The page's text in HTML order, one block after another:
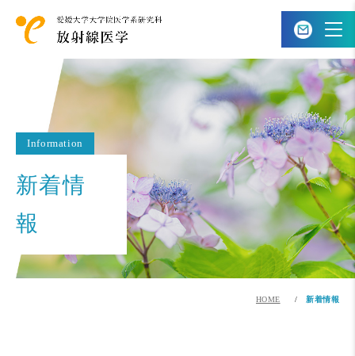
Information
新着情
報
HOME 新着情報